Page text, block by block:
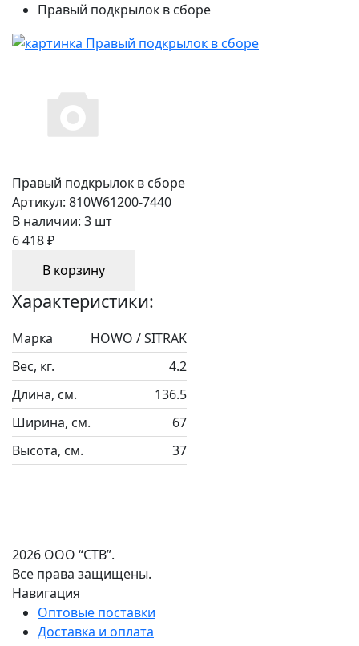
Правый подкрылок в сборе
Правый подкрылок в сборе
Артикул: 810W61200-7440
В наличии: 3 шт
6 418 ₽
В корзину
Характеристики:
Марка
HOWO / SITRAK
Вес, кг.
4.2
Длина, см.
136.5
Ширина, см.
67
Высота, см.
37
2026 ООО “СТВ”.
Все права защищены.
Навигация
Оптовые поставки
Доставка и оплата